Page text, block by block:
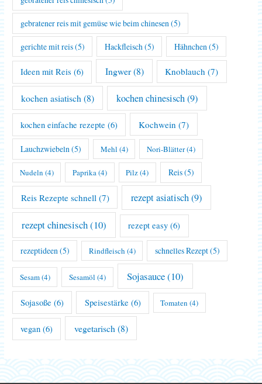
gebratener reis mit gemüse wie beim chinesen (5)
gerichte mit reis(5) Hackfleisch (5) Hähnchen (5)
Ideen mit Reis (6) Ingwer(8) Knoblauch (7)
kochen asiatisch (8) kochen chinesisch(9)
kochen einfache rezepte (6) Kochwein (7)
Lauchzwiebeln(5) Mehl (4) Nori-Blätter(4)
Nudeln (4) Paprika(4) Pilz(4) Reis(5)
Reis Rezepte schnell (7) rezept asiatisch(9)
rezept chinesisch(10) rezept easy (6)
rezeptideen (5) Rindfleisch (4) schnelles Rezept(5)
Sesam(4) Sesamöl (4) Sojasauce(10)
Sojasoße (6) Speisestärke (6) Tomaten (4)
vegan (6) vegetarisch (8)